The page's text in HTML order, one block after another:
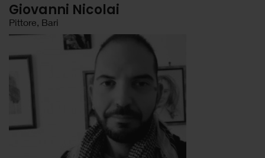
Giovanni Nicolai
Pittore, Bari